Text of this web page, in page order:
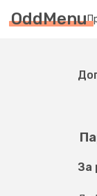
OddMenu
За